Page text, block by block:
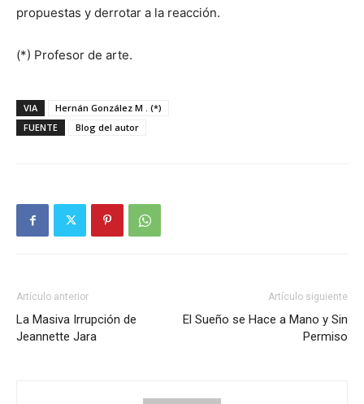
propuestas y derrotar a la reacción.
(*) Profesor de arte.
VIA
Hernán González M . (*)
FUENTE
Blog del autor
Artículo anterior
La Masiva Irrupción de
Jeannette Jara
Artículo siguiente
El Sueño se Hace a Mano y Sin
Permiso